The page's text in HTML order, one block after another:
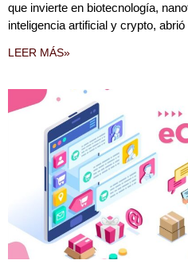
que invierte en biotecnología,
inteligencia artificial y crypto,
LEER MÁS»